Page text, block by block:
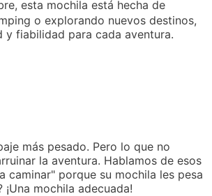
esta mochila está hecha de
o explorando nuevos destinos,
y fiabilidad para cada aventura.
más pesado. Pero lo que no
la aventura. Hablamos de esos
caminar" porque su mochila les pesa
mochila adecuada!